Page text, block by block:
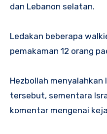
dan Lebanon selatan.
Ledakan beberapa
pemakaman 12 orang
Hezbollah
tersebut, sementara
komentar mengenai